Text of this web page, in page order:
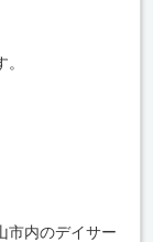
市内のデイサー